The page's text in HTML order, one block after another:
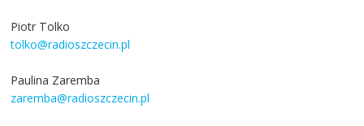
Piotr Tolko
tolko@radioszczecin.pl
Paulina Zaremba
zaremba@radioszczecin.pl